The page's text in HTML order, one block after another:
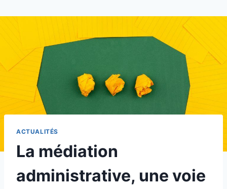
ACTUALITÉS
La médiation
administrative, une voie